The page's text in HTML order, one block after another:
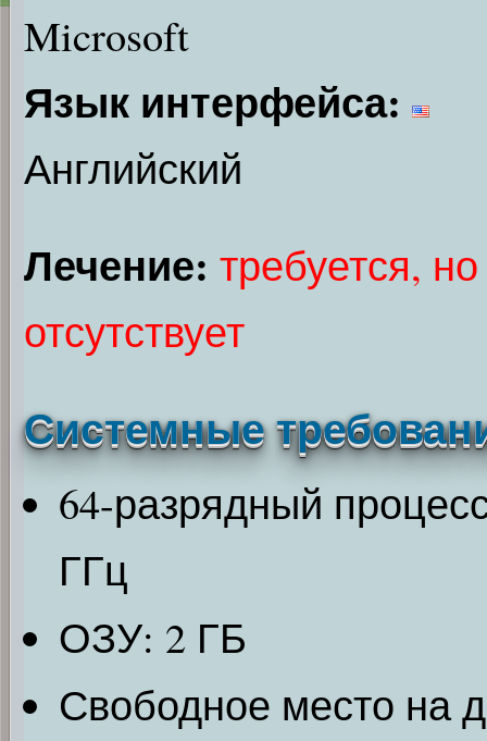
Microsoft
Язык интерфейса:
Английский
Лечение: требуется, но
отсутствует
Системные
64-разрядный
ГГц
ОЗУ: 2 ГБ
Свободное место на